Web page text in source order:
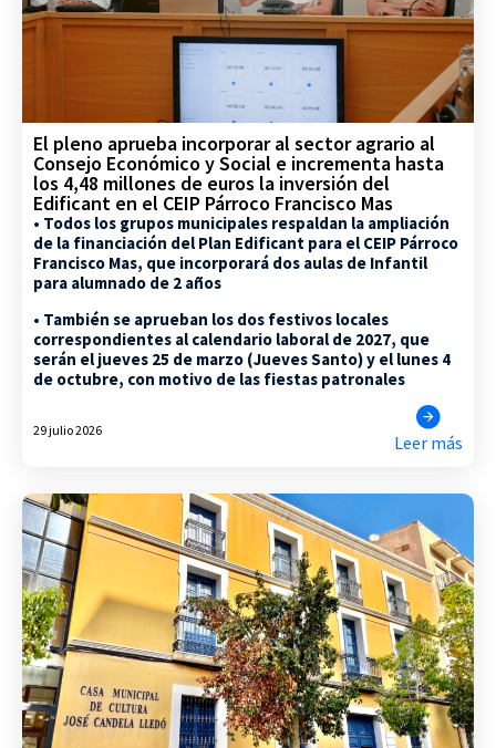
El pleno aprueba incorporar al sector agrario al
Consejo Económico y Social e incrementa hasta
los 4,48 millones de euros la inversión del
Edificant en el CEIP Párroco Francisco Mas
• Todos los grupos municipales respaldan la ampliación
de la financiación del Plan Edificant para el CEIP Párroco
Francisco Mas, que incorporará dos aulas de Infantil
para alumnado de 2 años
• También se aprueban los dos festivos locales
correspondientes al calendario laboral de 2027, que
serán el jueves 25 de marzo (Jueves Santo) y el lunes 4
de octubre, con motivo de las fiestas patronales
29 julio 2026
Leer más